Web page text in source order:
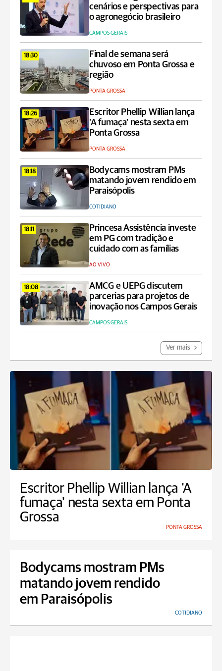
cenários e perspectivas para
o agronegócio brasileiro
CAMPOS GERAIS
18:30
Final de semana será
chuvoso em Ponta Grossa e
região
PONTA GROSSA
18:26
Escritor Phellip Willian lança
'A fumaça' nesta sexta em
Ponta Grossa
PONTA GROSSA
18:18
Bodycams mostram PMs
matando jovem rendido em
Paraisópolis
COTIDIANO
18:11
Princesa Assistência investe
em PG com tradição e
cuidado com as famílias
AO VIVO
18:08
AMCG e UEPG discutem
parcerias para projetos de
inovação nos Campos Gerais
CAMPOS GERAIS
Ver mais
Escritor Phellip Willian lança 'A
fumaça' nesta sexta em Ponta
Grossa
PONTA GROSSA
Bodycams mostram PMs
matando jovem rendido
em Paraisópolis
COTIDIANO